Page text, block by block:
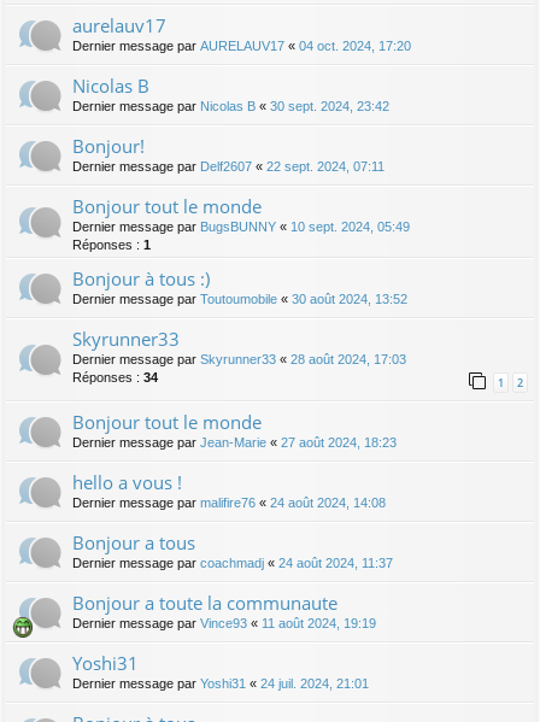
aurelauv17
Dernier message par AURELAUV17 « 04 oct. 2024, 17:20
Nicolas B
Dernier message par Nicolas B « 30 sept. 2024, 23:42
Bonjour!
Dernier message par Delf2607 « 22 sept. 2024, 07:11
Bonjour tout le monde
Dernier message par BugsBUNNY « 10 sept. 2024, 05:49
Réponses : 1
Bonjour à tous :)
Dernier message par Toutoumobile « 30 août 2024, 13:52
Skyrunner33
Dernier message par Skyrunner33 « 28 août 2024, 17:03
Réponses : 34 1 2
Bonjour tout le monde
Dernier message par Jean-Marie « 27 août 2024, 18:23
hello a vous !
Dernier message par malifire76 « 24 août 2024, 14:08
Bonjour a tous
Dernier message par coachmadj « 24 août 2024, 11:37
Bonjour a toute la communaute
Dernier message par Vince93 « 11 août 2024, 19:19
Yoshi31
Dernier message par Yoshi31 « 24 juil. 2024, 21:01